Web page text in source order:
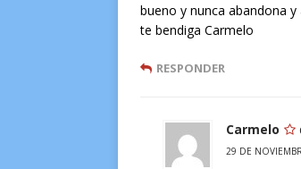
bueno y nunca abandona
te bendiga Carmelo
RESPONDER
Carmelo
29 DE